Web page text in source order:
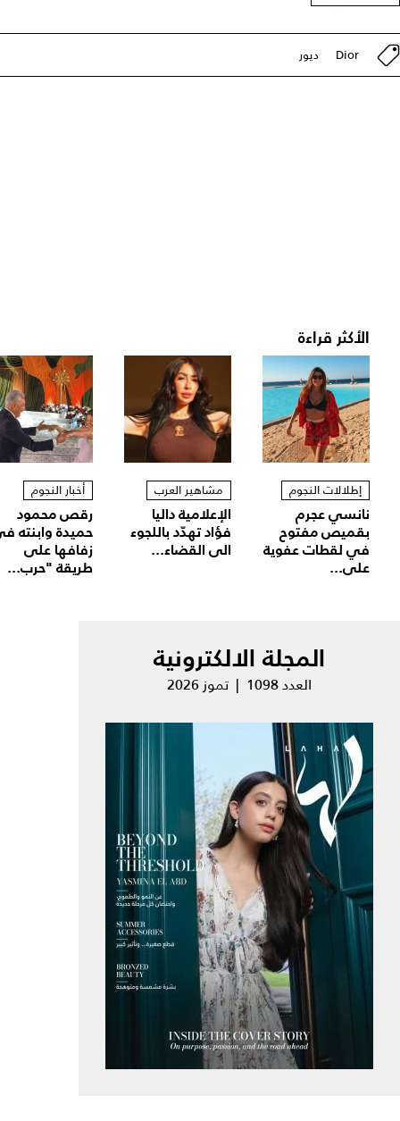
Dior ديور
الأكثر قراءة
إطلالات النجوم
نانسي عجرم
بقميص مفتوح
في لقطات عفوية
على...
مشاهير العرب
الإعلامية داليا
فؤاد تهدّد باللجوء
الى القضاء...
أخبار النجوم
رقص محمود
حميدة وابنته
زفافها على
طريقة "حرب...
المجلة الالكترونية
العدد 1098 | تموز 2026